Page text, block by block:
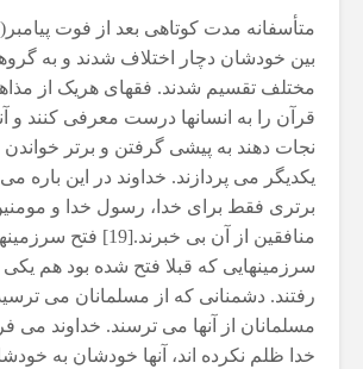
متأسفانه مدت کوتاهی بعد از فوت
بین خودشان دچار اختلاف شدند و به
مختلف تقسیم شدند. فقهای هریک از
قرآن را به انسانها درست معرفی کنند و
نجات دهند به پیشی گرفتن و برتر
یکدیگر می پردازند. خداوند در این باره
برتری فقط برای خدا، رسول خدا و
منافقین از آن بی
سرزمینهایی که قبلا فتح شده بود هم
رفتند. دشمنانی که از مسلمانان می
مسلمانان از آنها می ترسند. خداوند می
خدا ظلم نکرده اند، آنها خودشان به